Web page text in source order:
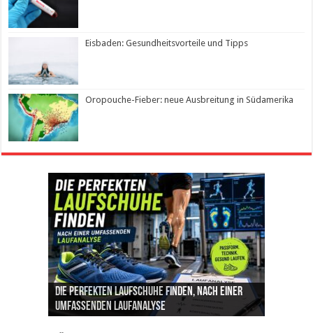
Eisbaden: Gesundheitsvorteile und Tipps
Oropouche-Fieber: neue Ausbreitung in Südamerika
Die perfekten Laufschuhe finden, nach einer
umfassenden Laufanalyse
Intelligente ZYCLE-Bikes: Indoor-Training mit
Präzision, Leistung und Vertrauen
Insemination (IUI): Ablauf, Erfolgschancen und
Kosten im Überblick
Cannabis als Medizin: Wie es Schmerzen, Stress
und Schlaf im Alltag beeinflusst
Leben mit Inkontinenz: Tipps für mehr
Sicherheit im Alltag